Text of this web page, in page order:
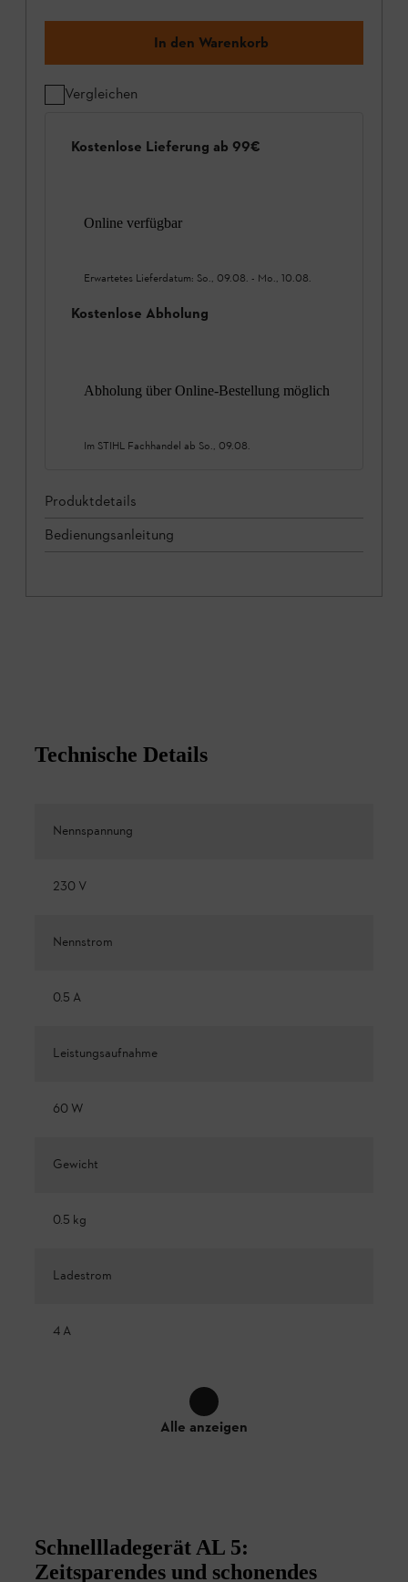
In den Warenkorb
Vergleichen
Kostenlose Lieferung ab 99€
Online verfügbar
Erwartetes Lieferdatum: So., 09.08. - Mo., 10.08.
Kostenlose Abholung
Abholung über Online-Bestellung möglich
Im STIHL Fachhandel ab So., 09.08.
Produktdetails
Bedienungsanleitung
Technische Details
Nennspannung
230 V
Nennstrom
0.5 A
Leistungsaufnahme
60 W
Gewicht
0.5 kg
Ladestrom
4 A
Alle anzeigen
Schnellladegerät AL 5:
Zeitsparendes und schonendes